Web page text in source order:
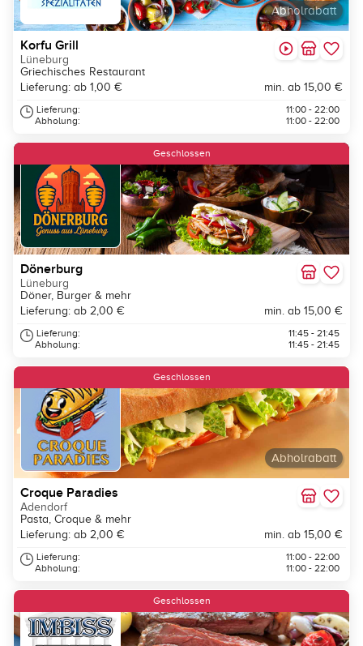
Abholrabatt
Korfu Grill
Lüneburg
Griechisches Restaurant
Lieferung: ab 1,00 €
min. ab 15,00 €
Lieferung:
Abholung:
11:00 - 22:00
11:00 - 22:00
Geschlossen
Dönerburg
Lüneburg
Döner, Burger & mehr
Lieferung: ab 2,00 €
min. ab 15,00 €
Lieferung:
Abholung:
11:45 - 21:45
11:45 - 21:45
Abholrabatt
Geschlossen
Croque Paradies
Adendorf
Pasta, Croque & mehr
Lieferung: ab 2,00 €
min. ab 15,00 €
Lieferung:
Abholung:
11:00 - 22:00
11:00 - 22:00
Geschlossen